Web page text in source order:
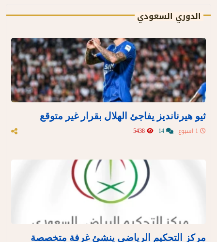
الدوري السعودي
ثيو هيرنانديز يفاجئ الهلال بقرار غير متوقع
مركز التحكيم الرياضي ينشئ غرفة متخصصة